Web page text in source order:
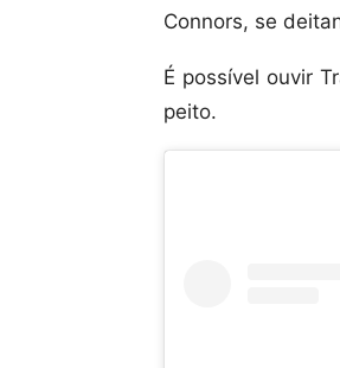
Connors, se
É possível ouvir
peito.